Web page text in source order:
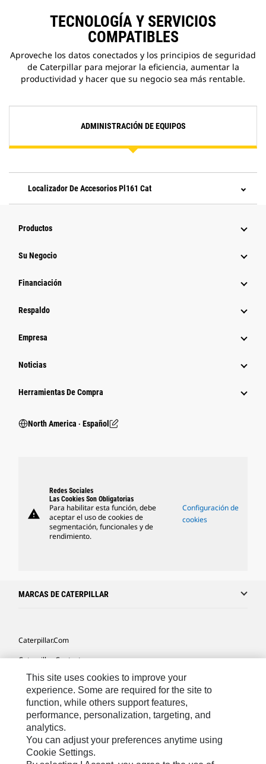
TECNOLOGÍA Y SERVICIOS
COMPATIBLES
Aproveche los datos conectados y los principios de seguridad
de Caterpillar para mejorar la eficiencia, aumentar la
productividad y hacer que su negocio sea más rentable.
ADMINISTRACIÓN DE EQUIPOS
Localizador De Accesorios Pl161 Cat
Productos
Su Negocio
Financiación
Respaldo
Empresa
Noticias
Herramientas De Compra
North America ‧ Español
warning
Redes Sociales
Las Cookies Son Obligatorias
Para habilitar esta función, debe
aceptar el uso de cookies de
segmentación, funcionales y de
rendimiento.
Configuración de
cookies
MARCAS DE CATERPILLAR
Caterpillar.com
Caterpillar Contacto
Mis Preferencias De Marketing
Site Map
Cookie Settings
Legal
Privacy
This site uses cookies to improve your
experience. Some are required for the site to
function, while others support features,
performance, personalization, targeting, and
analytics.
You can adjust your preferences anytime using
Cookie Settings.